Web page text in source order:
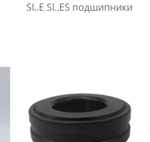
SI..E SI..ES подшипники